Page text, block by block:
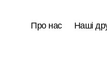
Про нас Наші